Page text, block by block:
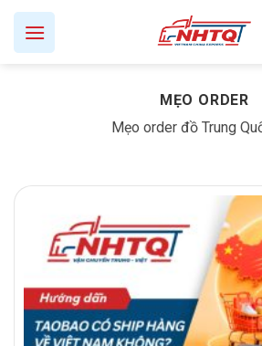
Skip
content
MẸO ORDER
Mẹo order đồ Trung